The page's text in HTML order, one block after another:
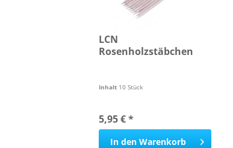
LCN
Rosenholzstäbchen
Inhalt 10 Stück
5,95 € *
In den Warenkorb